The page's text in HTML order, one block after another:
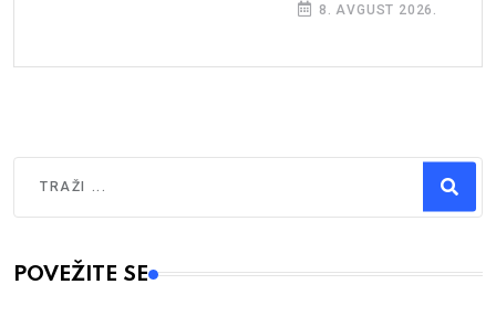
8. AVGUST 2026.
Type 2 or more characters for results.
POVEŽITE SE